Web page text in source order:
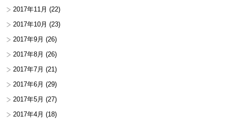
2017年11月 (22)
2017年10月 (23)
2017年9月 (26)
2017年8月 (26)
2017年7月 (21)
2017年6月 (29)
2017年5月 (27)
2017年4月 (18)